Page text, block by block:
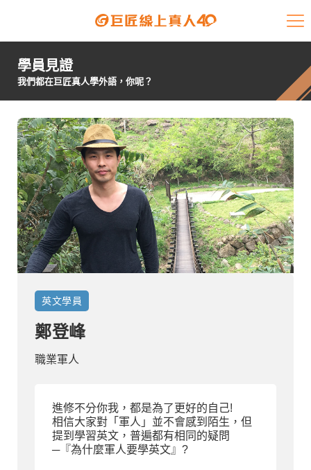
課程介紹
開課查詢
師資陣容
學員故事
免費資源
企業客戶
就業輔導
部落格
學員見證
我們都在巨匠真人學外語，你呢？
英文學員
鄭登峰
職業軍人
進修不分你我，都是為了更好的自己!
相信大家對「軍人」並不會感到陌生，但
提到學習英文，普遍都有相同的疑問
─『為什麼軍人要學英文』?